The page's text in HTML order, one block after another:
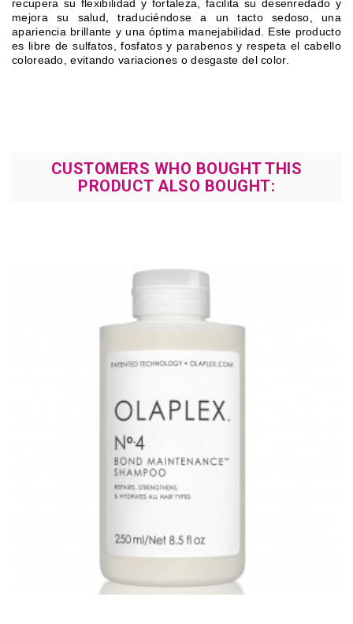
recupera su flexibilidad y fortaleza, facilita su desenredado y
mejora su salud, traduciéndose a un tacto sedoso, una
apariencia brillante y una óptima manejabilidad.
Este producto
es libre de sulfatos, fosfatos y parabenos y respeta el cabello
coloreado, evitando variaciones o desgaste del color.
CUSTOMERS WHO BOUGHT THIS
PRODUCT ALSO BOUGHT: